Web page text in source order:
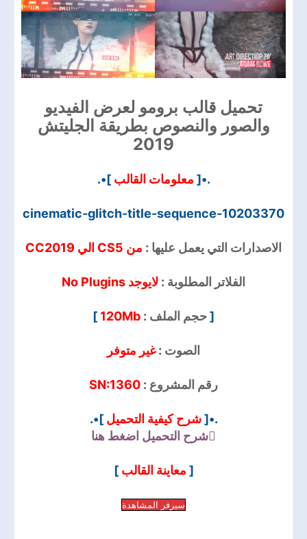
تحميل قالب برومو لعرض الفيديو
والصور والنصوص بطريقة الجليتش
2019
.•[ معلومات القالب ]•.
cinematic-glitch-title-sequence-10203370
الاصدارات التي يعمل عليها : من CS5 الي CC2019
الفلاتر المطلوبة : لايوجد No Plugins
[حجم الملف : 120Mb
]
الصوت :غير متوفر
رقم المشروع : SN:1360
.•[شرح كيفية التحميل ]•.
شرح التحميل اضغط هنا
[ معاينة القالب]
سيرفر المشاهدة